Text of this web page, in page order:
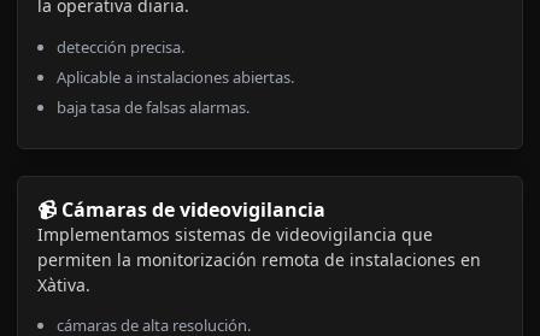
la operativa diaria.
detección precisa.
Aplicable a instalaciones abiertas.
baja tasa de falsas alarmas.
📹 Cámaras de videovigilancia
Implementamos sistemas de videovigilancia que
permiten la monitorización remota de instalaciones en
Xàtiva.
cámaras de alta resolución.